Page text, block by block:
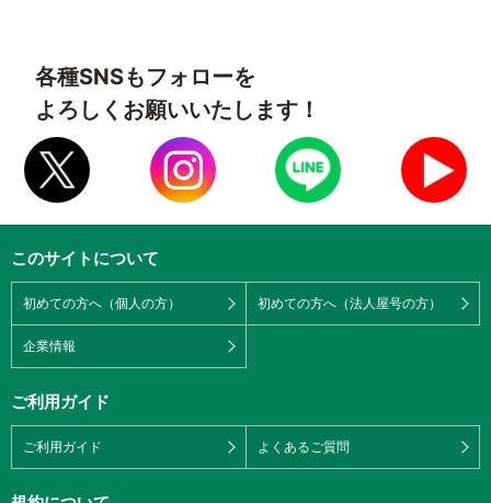
各種SNSもフォローを
よろしくお願いいたします！
このサイトについて
初めての方へ（個人の方） 初めての方へ（法人屋号の方）
企業情報
ご利用ガイド
ご利用ガイド よくあるご質問